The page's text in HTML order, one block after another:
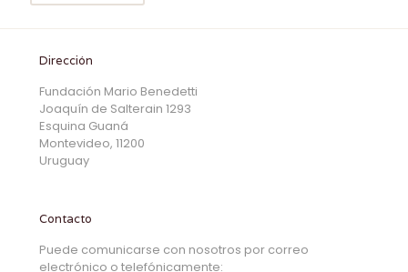
Dirección
Fundación Mario Benedetti
Joaquín de Salterain 1293
Esquina Guaná
Montevideo, 11200
Uruguay
Contacto
Puede comunicarse con nosotros por correo
electrónico o telefónicamente: